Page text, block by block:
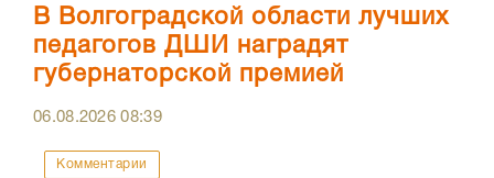
В Волгоградской области лучших
педагогов ДШИ наградят
губернаторской премией
06.08.202608:39
Комментарии